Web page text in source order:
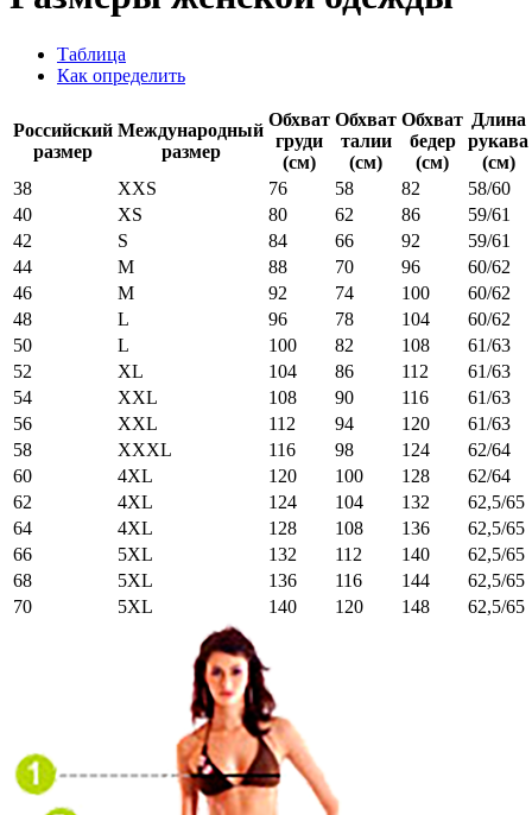
Таблица
Как определить
Российский
размер
Международный
размер
Обхват
груди
(см)
Обхват
талии
(см)
Обхват
бедер
(см)
Длина
рукава
(см)
38
XXS 76 58 82
58/60
40
XS 80 62 86
59/61
42
S 84 66 92
59/61
44
M 88 70 96
60/62
46
M 92 74 100
60/62
48
L 96 78 104
60/62
50
L 100 82 108
61/63
52
XL 104 86 112
61/63
54
XXL 108 90 116
61/63
56
XXL 112 94 120
61/63
58
XXXL 116 98 124
62/64
60
4XL 120 100 128
62/64
62
4XL 124 104 132
62,5/65
64
4XL 128 108 136
62,5/65
66
5XL 132 112 140
62,5/65
68
5XL 136 116 144
62,5/65
70
5XL 140 120 148 62,5/65